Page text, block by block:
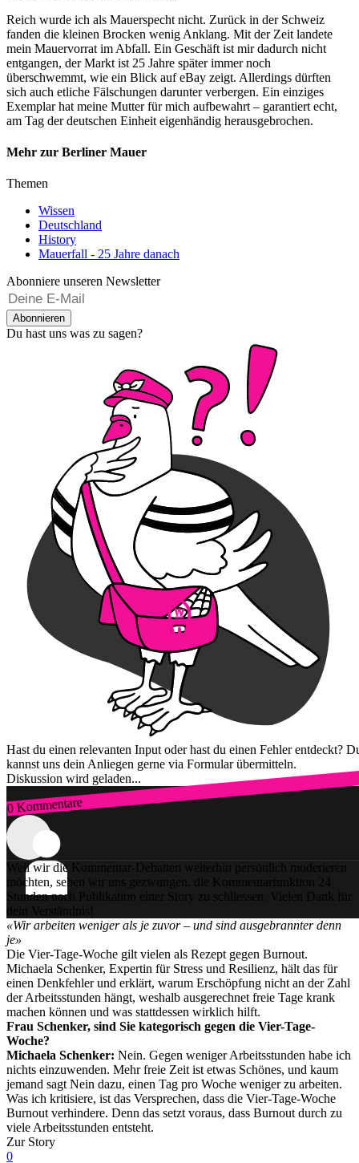
Reich wurde ich als Mauerspecht nicht. Zurück in der Schweiz
fanden die kleinen Brocken wenig Anklang. Mit der Zeit landete
mein Mauervorrat im Abfall. Ein Geschäft ist mir dadurch nicht
entgangen, der Markt ist 25 Jahre später immer noch
überschwemmt, wie ein Blick auf eBay zeigt. Allerdings dürften
sich auch etliche Fälschungen darunter verbergen. Ein einziges
Exemplar hat meine Mutter für mich aufbewahrt – garantiert echt,
am Tag der deutschen Einheit eigenhändig herausgebrochen.
Mehr zur Berliner Mauer
Themen
Wissen
Deutschland
History
Mauerfall - 25 Jahre danach
Abonniere unseren Newsletter
Abonnieren
Du hast uns was zu sagen?
Hast du einen relevanten Input oder hast du einen Fehler entdeckt?
kannst uns dein Anliegen gerne via Formular übermitteln.
Diskussion wird geladen...
0 Kommentare
Zum Login
Weil wir die Kommentar-Debatten weiterhin persönlich moderieren
möchten, sehen wir uns gezwungen, die Kommentarfunktion 24
Stunden nach Publikation einer Story zu schliessen. Vielen Dank für
dein Verständnis!
«Wir arbeiten weniger als je zuvor – und sind ausgebrannter denn
je»
Die Vier-Tage-Woche gilt vielen als Rezept gegen Burnout.
Michaela Schenker, Expertin für Stress und Resilienz, hält das für
einen Denkfehler und erklärt, warum Erschöpfung nicht an der Zahl
der Arbeitsstunden hängt, weshalb ausgerechnet freie Tage krank
machen können und was stattdessen wirklich hilft.
Frau Schenker, sind Sie kategorisch gegen die Vier-Tage-
Woche?
Michaela Schenker: Nein. Gegen weniger Arbeitsstunden habe ich
nichts einzuwenden. Mehr freie Zeit ist etwas Schönes, und kaum
jemand sagt Nein dazu, einen Tag pro Woche weniger zu arbeiten.
Was ich kritisiere, ist das Versprechen, dass die Vier-Tage-Woche
Burnout verhindere. Denn das setzt voraus, dass Burnout durch zu
viele Arbeitsstunden entsteht.
Zur Story
0